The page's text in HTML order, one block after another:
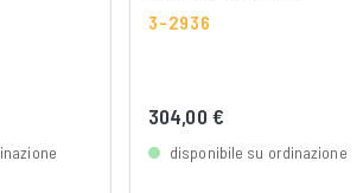
3-2936
304,00 €
disponibile su ordinazione